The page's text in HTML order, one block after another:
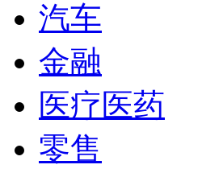
汽车
金融
医疗医药
零售